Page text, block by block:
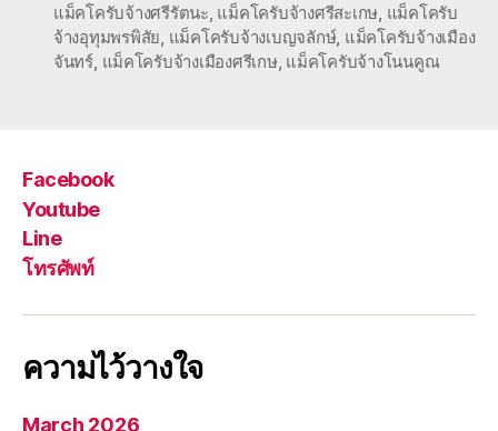
แม็คโครับจ้างศรีรัตนะ, แม็คโครับจ้างศรีสะเกษ, แม็คโครับ
จ้างอุทุมพรพิสัย, แม็คโครับจ้างเบญจลักษ์, แม็คโครับจ้างเมือง
จันทร์, แม็คโครับจ้างเมืองศรีเกษ, แม็คโครับจ้างโนนคูณ
Facebook
Youtube
Line
โทรศัพท์
ความไว้วางใจ
March 2026